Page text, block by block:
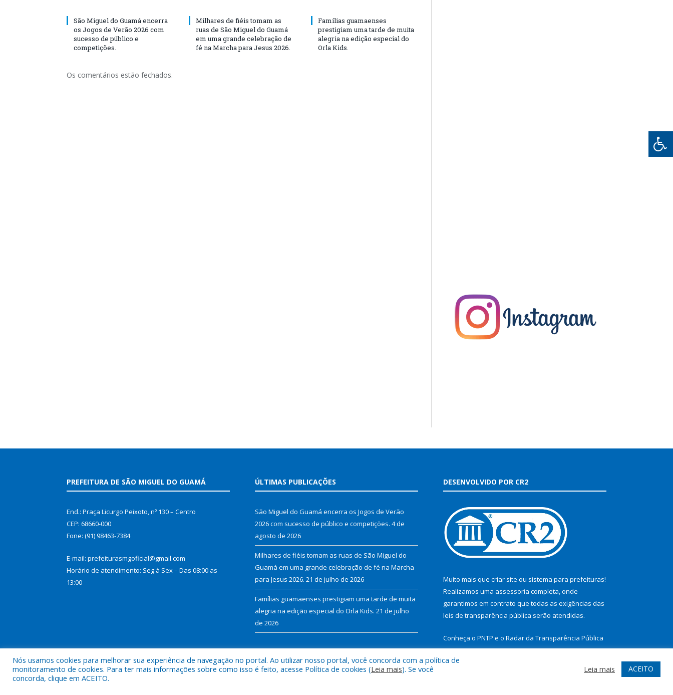
São Miguel do Guamá encerra
os Jogos de Verão 2026 com
sucesso de público e
competições.
Milhares de fiéis tomam as
ruas de São Miguel do Guamá
em uma grande celebração de
fé na Marcha para Jesus 2026.
Famílias guamaenses
prestigiam uma tarde de muita
alegria na edição especial do
Orla Kids.
Os comentários estão fechados.
PREFEITURA DE SÃO MIGUEL DO GUAMÁ
End.: Praça Licurgo Peixoto, nº 130 – Centro
CEP: 68660-000
Fone: (91) 98463-7384
E-mail: prefeiturasmgoficial@gmail.com
Horário de atendimento: Seg à Sex – Das 08:00 as
13:00
ÚLTIMAS PUBLICAÇÕES
São Miguel do Guamá encerra os Jogos de Verão
2026 com sucesso de público e competições. 4 de
agosto de 2026
Milhares de fiéis tomam as ruas de São Miguel do
Guamá em uma grande celebração de fé na Marcha
para Jesus 2026. 21 de julho de 2026
Famílias guamaenses prestigiam uma tarde de muita
alegria na edição especial do Orla Kids. 21 de julho
de 2026
DESENVOLVIDO POR CR2
Muito mais que criar site ou sistema para prefeituras!
Realizamos uma assessoria completa, onde
garantimos em contrato que todas as exigências das
leis de transparência pública serão atendidas.
Conheça o PNTP e o Radar da Transparência Pública
Nós usamos cookies para melhorar sua experiência de navegação no portal. Ao utilizar nosso portal, você concorda com a política de
monitoramento de cookies. Para ter mais informações sobre como isso é feito, acesse Política de cookies (Leia mais). Se você
concorda, clique em ACEITO.
Leia mais ACEITO